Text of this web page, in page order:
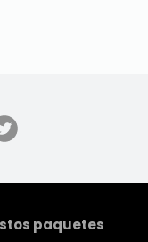
paquetes